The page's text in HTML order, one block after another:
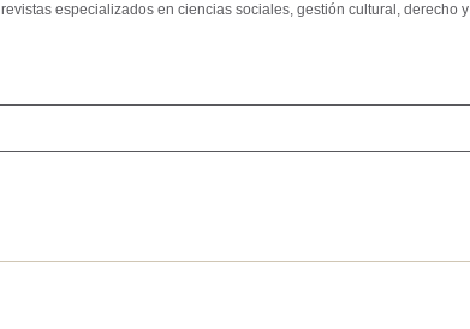
especializados en ciencias sociales, gestión cultural, derecho y